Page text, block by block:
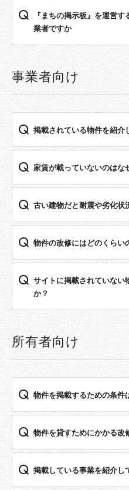
『まちの掲⽰板』を運営
業者ですか
事業者向け
掲載されている物件を紹介
家賃が載っていないのはな
古い建物だと耐震や劣化状
物件の改修にはどのくらい
サイトに掲載されていない
か？
所有者向け
物件を掲載するための条件
物件を貸すためにかかる改
掲載している事業を紹介し